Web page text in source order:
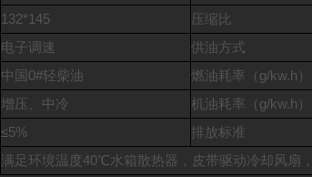
132*145 压缩比
电子调速 供油方式
中国0#轻柴油 燃油耗率（g/kw.h）
增压、中冷 机油耗率（g/kw.h）
≤5% 排放标准
满足环境温度40℃水箱散热器，皮带驱动冷却风扇